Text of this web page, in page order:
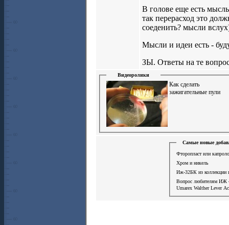
В голове еще есть
так перерасход это
соеденить? мысли
Мысли и идеи есть -
ЗЫ. Ответы на те
Видеоролики
Как сделать
зажигательные пули
Самые новые
Фторопласт или
Хром и никель
Иж-32БК из коллекции
Вопрос любителям
Umarex Walther Lever